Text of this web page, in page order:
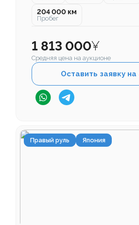
204 000 км
Пробег
1 813 000¥
Средняя цена на аукционе
Оставить заявку на
Правый руль Япония